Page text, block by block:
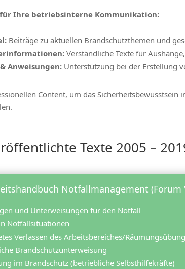
Ihre betriebsinterne Kommunikation:
Beiträge zu aktuellen Brandschutzthemen und
Verständliche Texte für
Anweisungen: Unterstützung bei der Erstellung
Content, um das
Texte 2005 –
Notfallmanagement (Forum
und Unterweisungen für den Notfall
Notfallsituationen
Verlassen des Arbeitsbereiches/
Brandschutzunterweisung
im Brandschutz (betriebliche Selbsthilfekräfte)